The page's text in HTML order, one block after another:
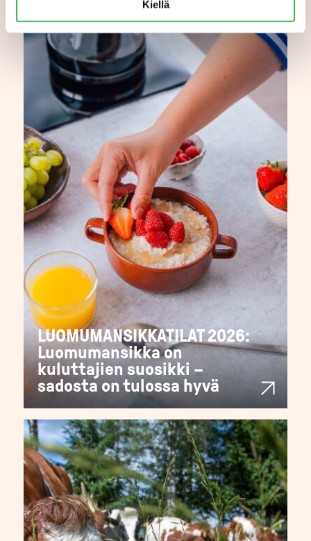
Kiellä
LUOMUMANSIKKATILAT 2026:
Luomumansikka on
kuluttajien suosikki –
sadosta on tulossa hyvä